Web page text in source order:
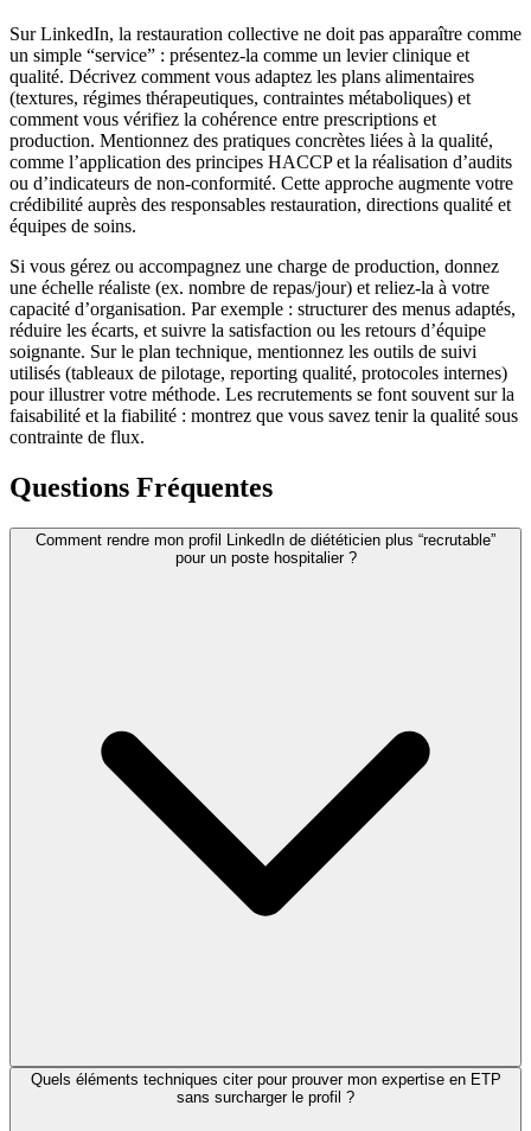
Sur LinkedIn, la restauration collective ne doit pas apparaître comme
un simple “service” : présentez-la comme un levier clinique et
qualité. Décrivez comment vous adaptez les plans alimentaires
(textures, régimes thérapeutiques, contraintes métaboliques) et
comment vous vérifiez la cohérence entre prescriptions et
production. Mentionnez des pratiques concrètes liées à la qualité,
comme l’application des principes HACCP et la réalisation d’audits
ou d’indicateurs de non-conformité. Cette approche augmente votre
crédibilité auprès des responsables restauration, directions qualité et
équipes de soins.
Si vous gérez ou accompagnez une charge de production, donnez
une échelle réaliste (ex. nombre de repas/jour) et reliez-la à votre
capacité d’organisation. Par exemple : structurer des menus adaptés,
réduire les écarts, et suivre la satisfaction ou les retours d’équipe
soignante. Sur le plan technique, mentionnez les outils de suivi
utilisés (tableaux de pilotage, reporting qualité, protocoles internes)
pour illustrer votre méthode. Les recrutements se font souvent sur la
faisabilité et la fiabilité : montrez que vous savez tenir la qualité sous
contrainte de flux.
Questions Fréquentes
Comment rendre mon profil LinkedIn de diététicien plus “recrutable”
pour un poste hospitalier ?
Quels éléments techniques citer pour prouver mon expertise en ETP
sans surcharger le profil ?